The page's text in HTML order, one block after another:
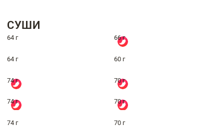
СУШИ
64 г 66 г
64 г 60 г
74 г 70 г
74 г 70 г
74 г 70 г